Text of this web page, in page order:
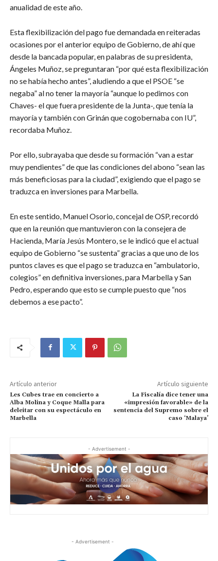
anualidad de este año.
Esta flexibilización del pago fue demandada en reiteradas
ocasiones por el anterior equipo de Gobierno, de ahí que
desde la bancada popular, en palabras de su presidenta,
Ángeles Muñoz, se preguntaran “por qué esta flexibilización
no se había hecho antes”, aludiendo a que el PSOE “se
negaba” al no tener la mayoría “aunque lo pedimos con
Chaves- el que fuera presidente de la Junta-, que tenía la
mayoría y también con Grinán que cogobernaba con IU”,
recordaba Muñoz.
Por ello, subrayaba que desde su formación “van a estar
muy pendientes” de que las condiciones del abono “sean las
más beneficiosas para la ciudad”, exigiendo que el pago se
traduzca en inversiones para Marbella.
En este sentido, Manuel Osorio, concejal de OSP, recordó
que en la reunión que mantuvieron con la consejera de
Hacienda, María Jesús Montero, se le indicó que el actual
equipo de Gobierno “se sustenta” gracias a que uno de los
puntos claves es que el pago se traduzca en “ambulatorio,
colegios” en definitiva inversiones, para Marbella y San
Pedro, esperando que esto se cumple puesto que “nos
debemos a ese pacto”.
Artículo anterior
Les Cubes trae en concierto a
Alba Molina y Coque Malla para
deleitar con su espectáculo en
Marbella
Artículo siguiente
La Fiscalía dice tener una
«impresión favorable» de la
sentencia del Supremo sobre el
caso ‘Malaya’
- Advertisement -
- Advertisement -